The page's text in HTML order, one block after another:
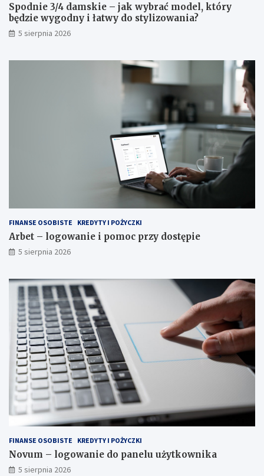
Spodnie 3/4 damskie – jak wybrać model, który
będzie wygodny i łatwy do stylizowania?
5 sierpnia 2026
FINANSE OSOBISTE KREDYTY I POŻYCZKI
Arbet – logowanie i pomoc przy dostępie
5 sierpnia 2026
FINANSE OSOBISTE KREDYTY I POŻYCZKI
Novum – logowanie do panelu użytkownika
5 sierpnia 2026